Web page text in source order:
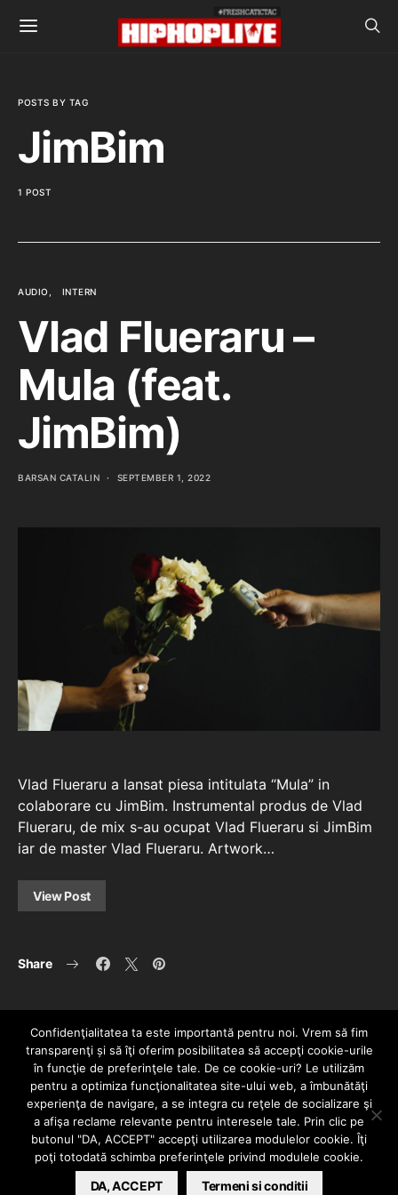
POSTS BY TAG
JimBim
1 POST
AUDIO INTERN
Vlad Flueraru –
Mula (feat.
JimBim)
BARSAN CATALIN SEPTEMBER 1, 2022
Vlad Flueraru a lansat piesa intitulata “Mula” in
colaborare cu JimBim. Instrumental produs de Vlad
Flueraru, de mix s-au ocupat Vlad Flueraru si JimBim
iar de master Vlad Flueraru. Artwork…
View Post
Share
HOME CONTACT POLITICĂ DE CONFIDENȚIALITATE
Since 2005 | Copyright by HIPHOPLIVE
ENTERTAINMENT SRL
Confidenţialitatea ta este importantă pentru noi. Vrem să fim
transparenţi și să îţi oferim posibilitatea să accepţi cookie-urile
în funcţie de preferinţele tale. De ce cookie-uri? Le utilizăm
pentru a optimiza funcţionalitatea site-ului web, a îmbunătăţi
experienţa de navigare, a se integra cu reţele de socializare şi
a afişa reclame relevante pentru interesele tale. Prin clic pe
butonul "DA, ACCEPT" accepţi utilizarea modulelor cookie. Îţi
poţi totodată schimba preferinţele privind modulele cookie.
DA, ACCEPT Termeni si conditii